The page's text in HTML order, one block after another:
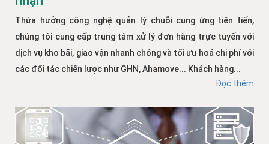
Thừa hưởng công nghệ quản lý chuỗi cung ứng tiên tiến,
chúng tôi cung cấp trung tâm xử lý đơn hàng trực tuyến với
dịch vụ kho bãi, giao vận nhanh chóng và tối ưu hoá chi phí với
các đối tác chiến lược như GHN, Ahamove... Khách hàng...
Đọc thêm